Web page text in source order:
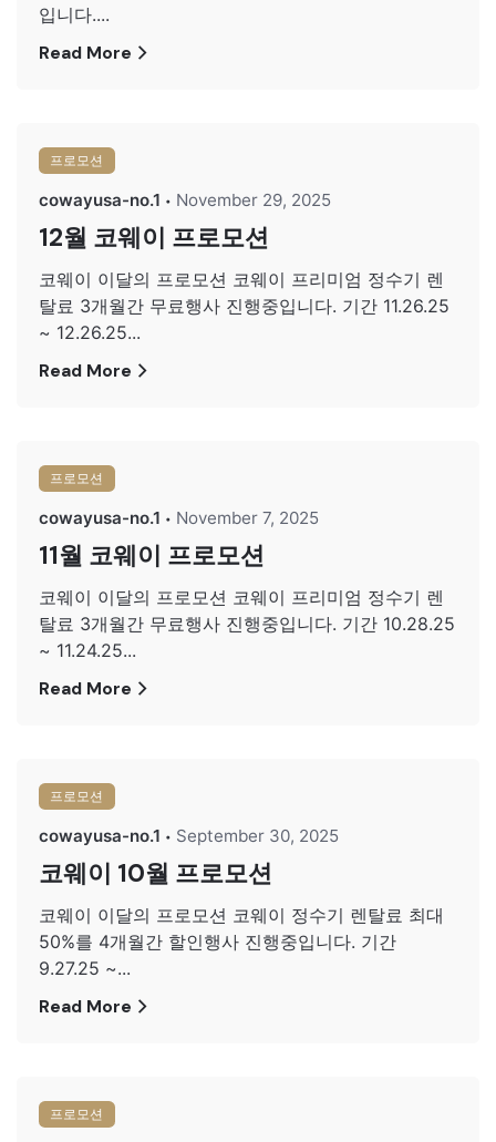
입니다....
Read More
프로모션
cowayusa-no.1 November 29, 2025
12월 코웨이 프로모션
코웨이 이달의 프로모션 코웨이 프리미엄 정수기 렌
탈료 3개월간 무료행사 진행중입니다. 기간 11.26.25
~ 12.26.25...
Read More
프로모션
cowayusa-no.1 November 7, 2025
11월 코웨이 프로모션
코웨이 이달의 프로모션 코웨이 프리미엄 정수기 렌
탈료 3개월간 무료행사 진행중입니다. 기간 10.28.25
~ 11.24.25...
Read More
프로모션
cowayusa-no.1 September 30, 2025
코웨이 10월 프로모션
코웨이 이달의 프로모션 코웨이 정수기 렌탈료 최대
50%를 4개월간 할인행사 진행중입니다. 기간
9.27.25 ~...
Read More
프로모션